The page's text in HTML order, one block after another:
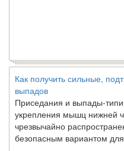
выпадов
Приседания и выпады-
укрепления мышц нижней
чрезвычайно
безопасным вариантом